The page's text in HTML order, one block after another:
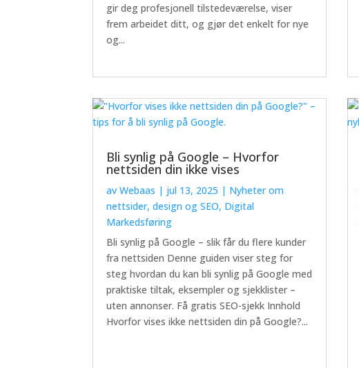
gir deg profesjonell tilstedeværelse, viser
frem arbeidet ditt, og gjør det enkelt for nye
og...
Bli synlig på Google – Hvorfor
nettsiden din ikke vises
avWebaas | jul 13, 2025 | Nyheter om
nettsider, design og SEO, Digital
Markedsføring
Bli synlig på Google – slik får du flere kunder
fra nettsiden Denne guiden viser steg for
steg hvordan du kan bli synlig på Google med
praktiske tiltak, eksempler og sjekklister –
uten annonser. Få gratis SEO-sjekk Innhold
Hvorfor vises ikke nettsiden din på Google?...